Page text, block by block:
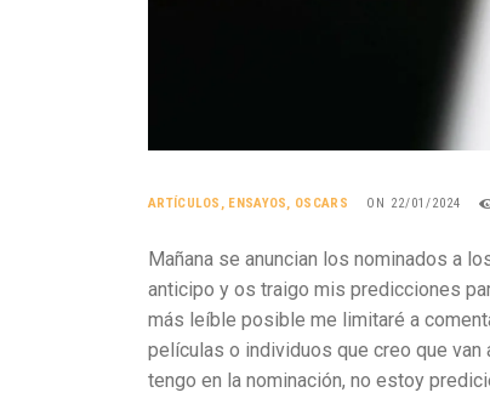
ARTÍCULOS , ENSAYOS, OSCARS ON 22/01/2024
Mañana se anuncian los nominados a
anticipo y os traigo mis predicciones
más leíble posible me limitaré a
películas o individuos que creo que van
tengo en la nominación, no estoy